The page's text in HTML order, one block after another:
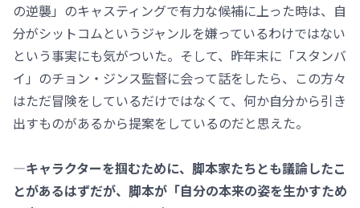
の逆襲」のキャスティングで有力な候補に上った時は、自
分がシットコムというジャンルを嫌っているわけではない
という事実にも気がついた。そして、昨年末に「スタンバ
イ」のチョン・ジンス監督に会って話をしたら、この方々
はただ冒険をしているだけではなくて、何か自分から引き
出すものがあるから提案をしているのだと思えた。
―キャラクターを掴むために、脚本家たちとも議論したこ
とがあるはずだが、脚本が「自分の本来の姿を生かすため